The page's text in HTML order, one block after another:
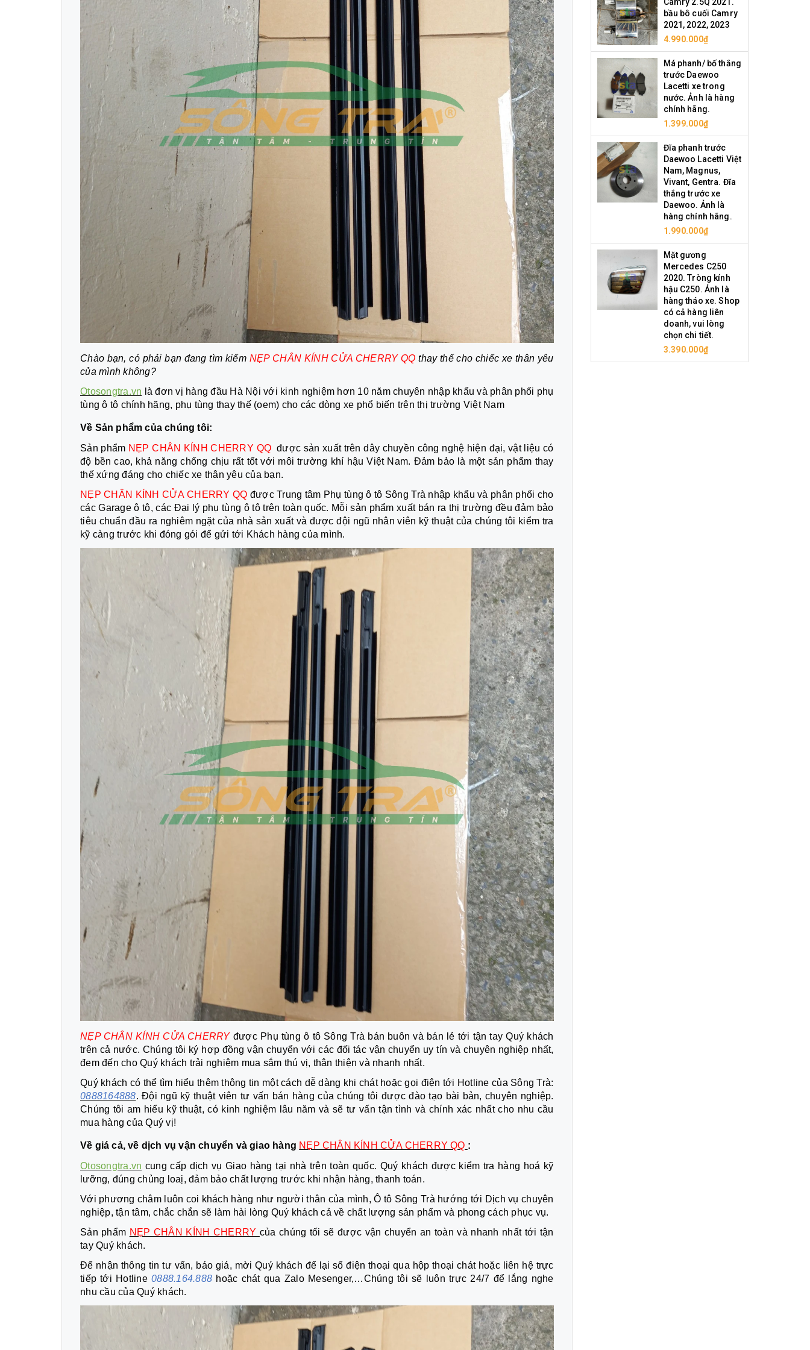
Chào bạn, có phải bạn đang tìm kiếm NẸP CHÂN KÍNH CỬA CHERRY QQ thay thế cho chiếc xe thân yêu
của mình không?
Otosongtra.vn là đơn vị hàng đầu Hà Nội với kinh nghiệm hơn 10 năm chuyên nhập khẩu và phân phối phụ
tùng ô tô chính hãng, phụ tùng thay thế (oem) cho các dòng xe phổ biến trên thị trường Việt Nam
Về Sản phẩm của chúng tôi:
Sản phẩm NẸP CHÂN KÍNH CHERRY QQđược sản xuất trên dây chuyền công nghệ hiện đại, vật liệu có
độ bền cao, khả năng chống chịu rất tốt với môi trường khí hậu Việt Nam. Đảm bảo là một sản phẩm thay
thế xứng đáng cho chiếc xe thân yêu của bạn.
NẸP CHÂN KÍNH CỬA CHERRY QQ được Trung tâm Phụ tùng ô tô Sông Trà nhập khẩu và phân phối cho
các Garage ô tô, các Đại lý phụ tùng ô tô trên toàn quốc. Mỗi sản phẩm xuất bán ra thị trường đều đảm bảo
tiêu chuẩn đầu ra nghiêm ngặt của nhà sản xuất và được đội ngũ nhân viên kỹ thuật của chúng tôi kiểm tra
kỹ càng trước khi đóng gói để gửi tới Khách hàng của mình.
NẸP CHÂN KÍNH CỬA CHERRY được Phụ tùng ô tô Sông Trà bán buôn và bán lẻ tới tận tay Quý khách
trên cả nước. Chúng tôi ký hợp đồng vận chuyển với các đối tác vận chuyển uy tín và chuyên nghiệp nhất,
đem đến cho Quý khách trải nghiệm mua sắm thú vị, thân thiện và nhanh nhất.
Quý khách có thể tìm hiểu thêm thông tin một cách dễ dàng khi chát hoặc gọi điện tới Hotline của Sông Trà:
0888164888. Đội ngũ kỹ thuật viên tư vấn bán hàng của chúng tôi được đào tạo bài bản, chuyên nghiệp.
Chúng tôi am hiểu kỹ thuật, có kinh nghiệm lâu năm và sẽ tư vấn tận tình và chính xác nhất cho nhu cầu
mua hàng của Quý vị!
Về giá cả, về dịch vụ vận chuyển và giao hàng NẸP CHÂN KÍNH CỬA CHERRY QQ :
Otosongtra.vn cung cấp dịch vụ Giao hàng tại nhà trên toàn quốc. Quý khách được kiểm tra hàng hoá kỹ
lưỡng, đúng chủng loaị, đảm bảo chất lượng trước khi nhận hàng, thanh toán.
Với phương châm luôn coi khách hàng như người thân của mình, Ô tô Sông Trà hướng tới Dịch vụ chuyên
nghiệp, tận tâm, chắc chắn sẽ làm hài lòng Quý khách cả về chất lượng sản phẩm và phong cách phục vụ.
Sản phẩm NẸP CHÂN KÍNH CHERRY của chúng tối sẽ được vận chuyển an toàn và nhanh nhất tới tận
tay Quý khách.
Để nhận thông tin tư vấn, báo giá, mời Quý khách để lại số điện thoại qua hộp thoại chát hoặc liên hệ trực
tiếp tới Hotline0888.164.888 hoặc chát qua Zalo Mesenger,…Chúng tôi sẽ luôn trực 24/7 để lắng nghe
nhu cầu của Quý khách.
bầu bô cuối Camry
2021, 2022, 2023
4.990.000₫
Má phanh/ bố thắng
trước Daewoo
Lacetti xe trong
nước. Ảnh là hàng
chính hãng.
1.399.000₫
Đĩa phanh trước
Daewoo Lacetti Việt
Nam, Magnus,
Vivant, Gentra. Đĩa
thắng trước xe
Daewoo. Ảnh là
hàng chính hãng.
1.990.000₫
Mặt gương
Mercedes C250
2020. Tròng kính
hậu C250. Ảnh là
hàng tháo xe. Shop
có cả hàng liên
doanh, vui lòng
chọn chi tiết.
3.390.000₫